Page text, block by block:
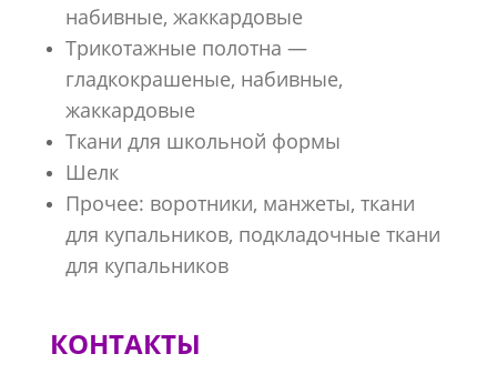
набивные, жаккардовые
Трикотажные полотна —
гладкокрашеные, набивные,
жаккардовые
Ткани для школьной формы
Шелк
Прочее: воротники, манжеты, ткани
для купальников, подкладочные ткани
для купальников
КОНТАКТЫ